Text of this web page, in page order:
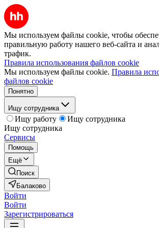
Мы используем файлы cookie, чтобы
правильную работу нашего веб-сайта и
трафик.
Правила использования файлов cookie
Мы используем файлы cookie. Правила
файлов cookie
Понятно
Ищу сотрудника
Ищу работу
Ищу сотрудника
Ищу сотрудника
Сервисы
Помощь
Ещё
Поиск
Балаково
Войти
Войти
Зарегистрироваться